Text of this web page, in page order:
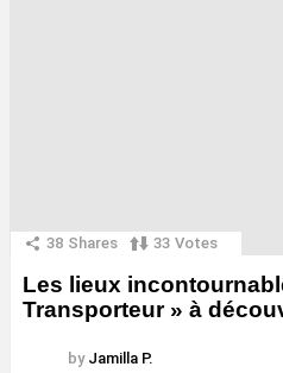
38 Shares 33 Votes
Les lieux
Transporteur » à
by Jamilla P.